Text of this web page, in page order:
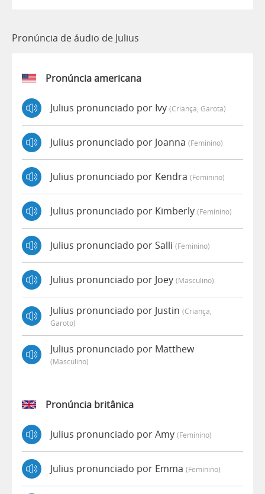
Pronúncia de áudio de Julius
Pronúncia americana
Julius pronunciado por Ivy (criança, Garota)
Julius pronunciado por Joanna (feminino)
Julius pronunciado por Kendra (feminino)
Julius pronunciado por Kimberly (feminino)
Julius pronunciado por Salli (feminino)
Julius pronunciado por Joey (masculino)
Julius pronunciado por Justin (criança,
Garoto)
Julius pronunciado por Matthew
(masculino)
Pronúncia britânica
Julius pronunciado por Amy (feminino)
Julius pronunciado por Emma (feminino)